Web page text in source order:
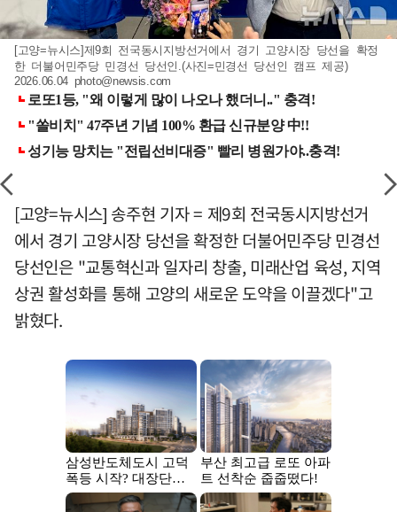
[고양=뉴시스]제9회 전국동시지방선거에서 경기 고양시장 당선을 확정
한 더불어민주당 민경선 당선인.(사진=민경선 당선인 캠프 제공)
2026.06.04 photo@newsis.com
[고양=뉴시스] 송주현 기자 = 제9회 전국동시지방선거
에서 경기 고양시장 당선을 확정한 더불어민주당 민경선
당선인은 "교통혁신과 일자리 창출, 미래산업 육성, 지역
상권 활성화를 통해 고양의 새로운 도약을 이끌겠다"고
밝혔다.